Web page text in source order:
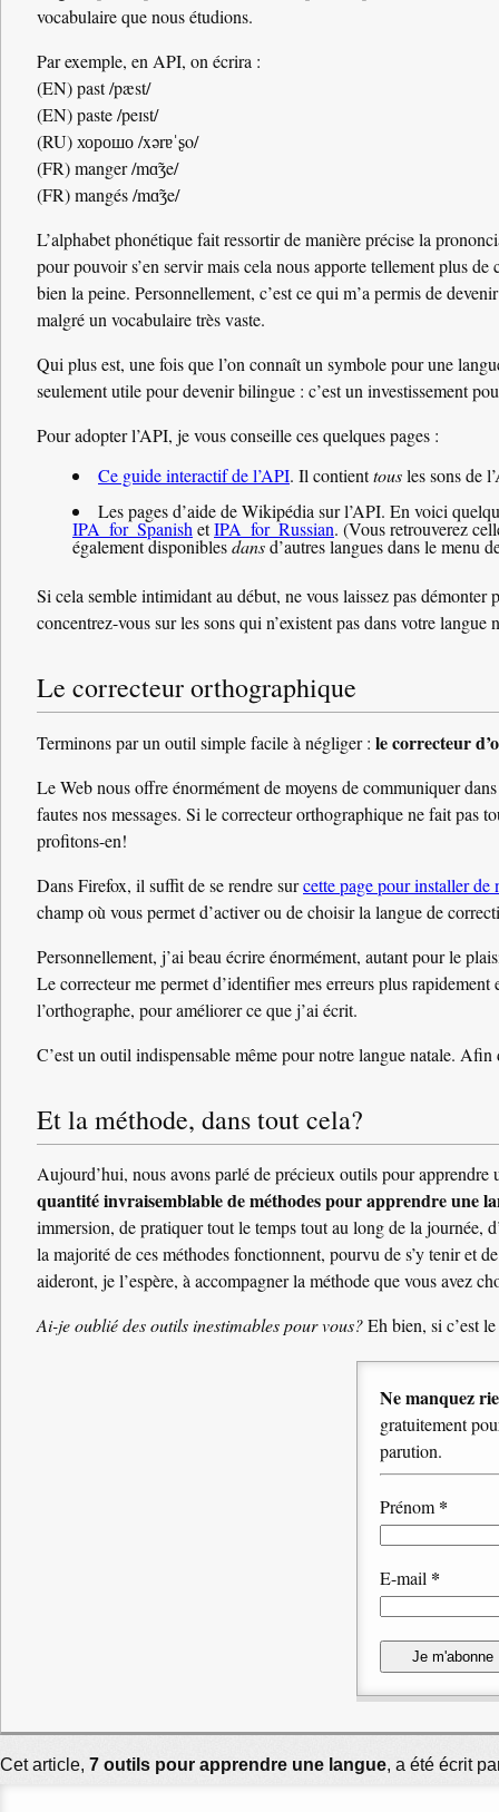
vocabulaire que nous étudions.
Par exemple, en API, on écrira :
(EN) past /pæst/
(EN) paste /peɪst/
(RU) хорошо /xərɐˈʂo/
(FR) manger /mɑ̃ʒe/
(FR) mangés /mɑ̃ʒe/
L’alphabet phonétique fait ressortir de manière précise la
pour pouvoir s’en servir mais cela nous apporte tellement plus
bien la peine. Personnellement, c’est ce qui m’a permis de
malgré un vocabulaire très vaste.
Qui plus est, une fois que l’on connaît un symbole pour une
seulement utile pour devenir bilingue : c’est un investissement
Pour adopter l’API, je vous conseille ces quelques pages :
Ce guide interactif de l’API. Il contienttousles sons de
Les pages d’aide de Wikipédia sur l’API. En voici
IPA_for_SpanishetIPA_for_Russian. (Vous retrouverez
également disponiblesdansd’autres langues dans le menu
Si cela semble intimidant au début, ne vous laissez pas
concentrez-vous sur les sons qui n’existent pas dans votre langue
Le correcteur orthographique
Terminons par un outil simple facile à négliger : le correcteur
Le Web nous offre énormément de moyens de communiquer
fautes nos messages. Si le correcteur orthographique ne fait pas
profitons-en!
Dans Firefox, il suffit de se rendre surcette page pour installer
champ où vous permet d’activer ou de choisir la langue de
Personnellement, j’ai beau écrire énormément, autant pour le
Le correcteur me permet d’identifier mes erreurs plus
l’orthographe, pour améliorer ce que j’ai écrit.
C’est un outil indispensable même pour notre langue natale.
Et la méthode, dans tout cela?
Aujourd’hui, nous avons parlé de précieux outils pour apprendre
quantité invraisemblable de méthodes pour apprendre une
immersion, de pratiquer tout le temps tout au long de la journée,
la majorité de ces méthodes fonctionnent, pourvu de s’y tenir et
aideront, je l’espère, à accompagner la méthode que vous avez
Ai-je oublié des outils inestimables pour vous?Eh bien, si c’est
Ne manquez
gratuitement
parution.
Prénom *
E-mail *
Cet article, 7 outils pour apprendre une langue, a été écrit